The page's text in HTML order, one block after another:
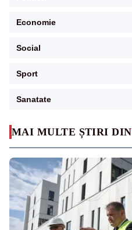
MAI MULTE ȘTIRI DIN
Economie
Social
Sport
Sanatate